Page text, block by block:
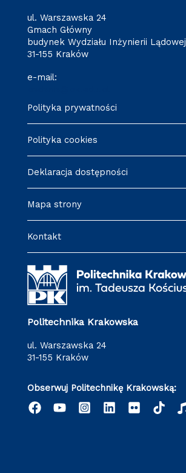
ul. Warszawska 24
Gmach Główny
budynek Wydziału Inżynierii Lądowej
31-155 Kraków
e-mail:
Polityka prywatności
Polityka cookies
Deklaracja dostępności
Mapa strony
Kontakt
Politechnika Krakowska
ul. Warszawska 24
31-155 Kraków
Obserwuj Politechnikę Krakowską: